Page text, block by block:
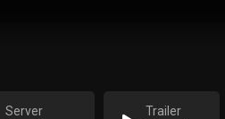
Server Trailer